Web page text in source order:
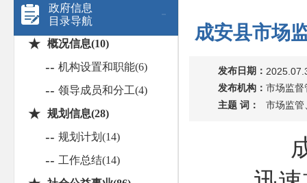
政府信息
目录导航
★ 概况信息(10)
-- 机构设置和职能(6)
-- 领导成员和分工(4)
★ 规划信息(28)
-- 规划计划(14)
-- 工作总结(14)
成安县市场
发布日期：
发布机构：市场监督
主题 词：
市场监